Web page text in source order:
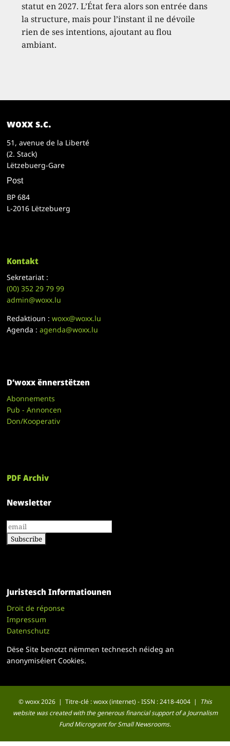
statut en 2027. L’État fera alors son entrée dans
la structure, mais pour l’instant il ne dévoile
rien de ses intentions, ajoutant au flou
ambiant.
woxx s.c.
51, avenue de la Liberté
(2. Stack)
Lëtzebuerg-Gare
Post
BP 684
L-2016 Lëtzebuerg
Kontakt
Sekretariat :
(00)352 29 79 99
admin@woxx.lu
Redaktioun :woxx@woxx.lu
Agenda :agenda@woxx.lu
D’woxx ënnerstëtzen
Abonnements
Pub - Annoncen
Don/Kooperativ
PDF Archiv
Newsletter
Juristesch Informatiounen
Droit de réponse
Impressum
Datenschutz
Dëse Site benotzt nëmmen technesch néideg an
anonymiséiert Cookies.
© woxx 2026 | Titre-clé : woxx (internet) - ISSN : 2418-4004 |
This
website was created with the generous financial support of a Journalism
Fund Microgrant for Small Newsrooms.